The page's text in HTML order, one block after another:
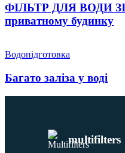
ФІЛЬТР ДЛЯ ВОДИ
приватному будинку
Водопідготовка
Багато заліза у воді
multifilters